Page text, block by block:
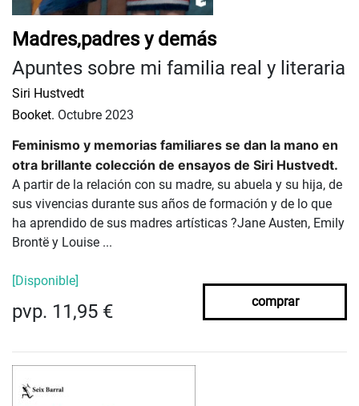
Madres,padres y demás
Apuntes sobre mi familia real y literaria
Siri Hustvedt
Booket. Octubre 2023
Feminismo y memorias familiares se dan la mano en
otra brillante colección de ensayos de Siri Hustvedt.
A partir de la relación con su madre, su abuela y su hija, de
sus vivencias durante sus años de formación y de lo que
ha aprendido de sus madres artísticas ?Jane Austen, Emily
Brontë y Louise ...
[Disponible]
pvp. 11,95 € comprar